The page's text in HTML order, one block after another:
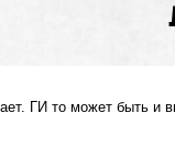
ГИ то может быть и